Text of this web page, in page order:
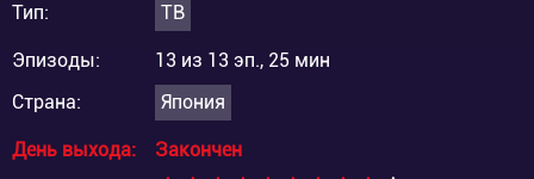
Тип: ТВ
Эпизоды:
13 из 13 эп., 25 мин
Страна:
Япония
День выхода:
Закончен